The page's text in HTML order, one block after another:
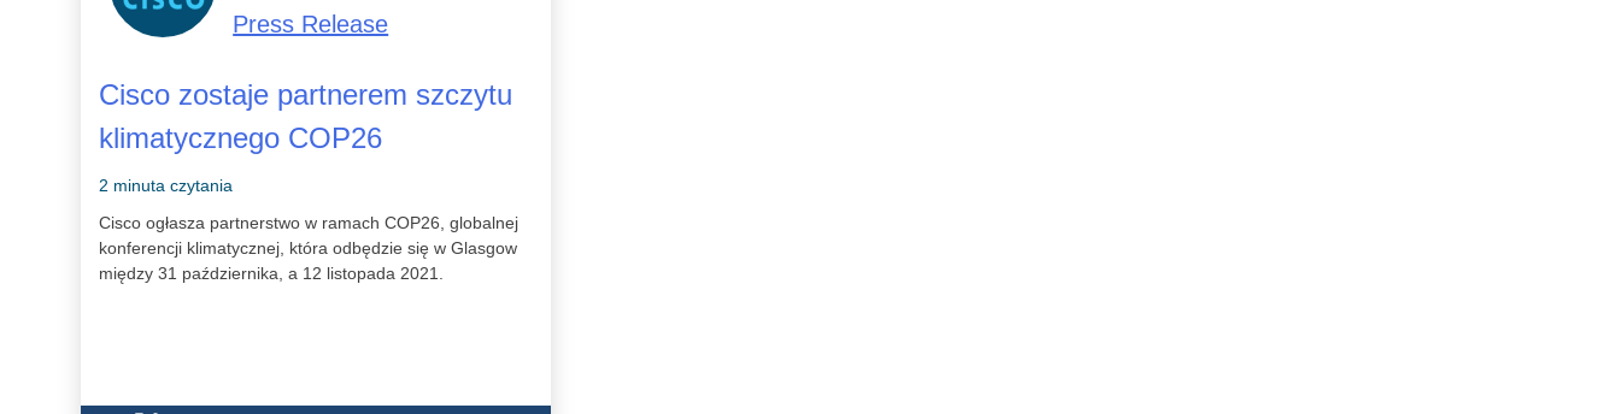
Press Release
Cisco zostaje partnerem szczytu
klimatycznego COP26
2 minuta czytania
Cisco ogłasza partnerstwo w ramach COP26, globalnej
konferencji klimatycznej, która odbędzie się w Glasgow
między 31 października, a 12 listopada 2021.